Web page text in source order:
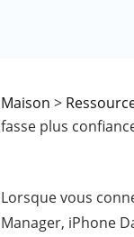
Maison >
fasse plus
Lorsque vous
Manager, iPhone